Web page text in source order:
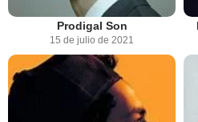
Prodigal Son
15 de julio de 2021